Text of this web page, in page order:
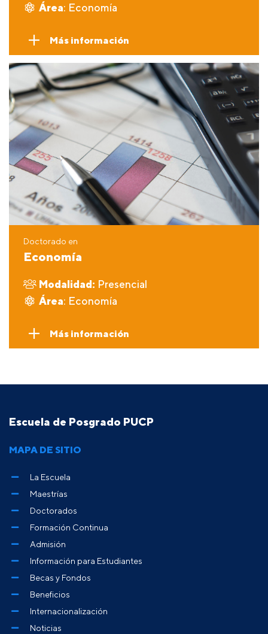
Área: Economía
Más información
Doctorado en
Economía
Modalidad: Presencial
Área: Economía
Más información
Escuela de Posgrado PUCP
MAPA DE SITIO
La Escuela
Maestrías
Doctorados
Formación Continua
Admisión
Información para Estudiantes
Becas y Fondos
Beneficios
Internacionalización
Noticias